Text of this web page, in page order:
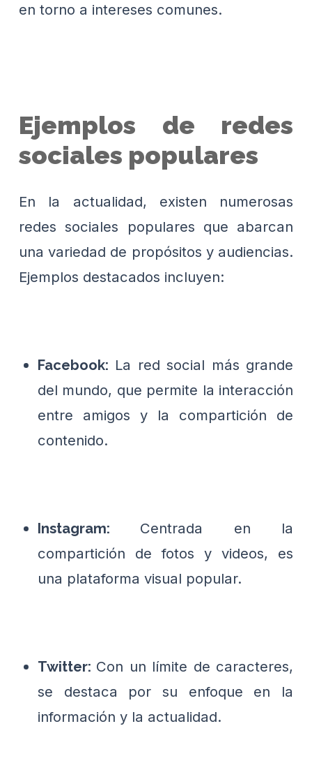
en torno a intereses comunes.
Ejemplos de redes
sociales populares
En la actualidad, existen numerosas
redes sociales populares que abarcan
una variedad de propósitos y audiencias.
Ejemplos destacados incluyen:
Facebook: La red social más grande
del mundo, que permite la interacción
entre amigos y la compartición de
contenido.
Instagram: Centrada en la
compartición de fotos y videos, es
una plataforma visual popular.
Twitter: Con un límite de caracteres,
se destaca por su enfoque en la
información y la actualidad.